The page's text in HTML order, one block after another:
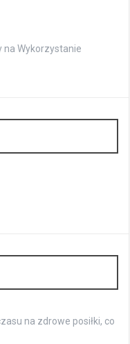
na Wykorzystanie
na zdrowe posiłki, co